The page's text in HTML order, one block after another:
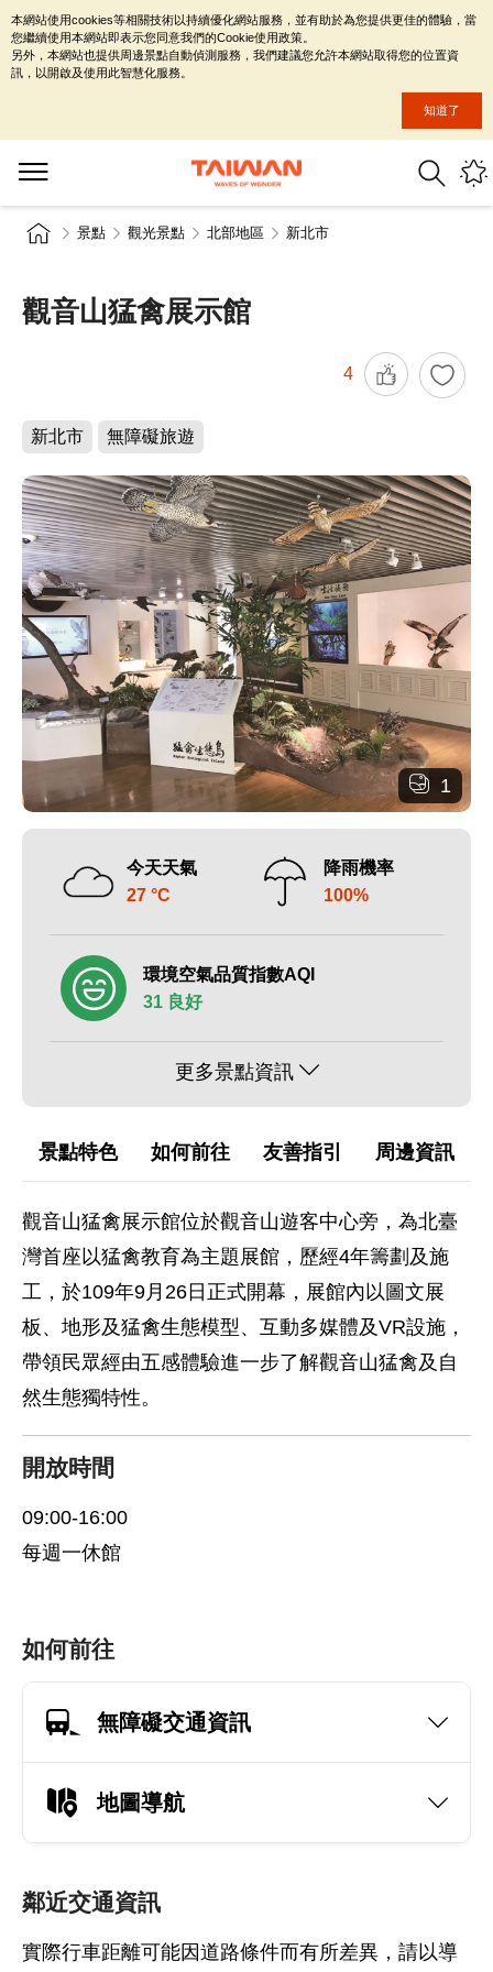
景點 觀光景點 北部地區 新北市
觀音山猛禽展示館
4
新北市 無障礙旅遊
1
今天天氣
27 °C
降雨機率
100%
環境空氣品質指數AQI
31 良好
更多景點資訊
景點特色 如何前往 友善指引 周邊資訊
觀音山猛禽展示館位於觀音山遊客中心旁，為北臺
灣首座以猛禽教育為主題展館，歷經4年籌劃及施
工，於109年9月26日正式開幕，展館內以圖文展
板、地形及猛禽生態模型、互動多媒體及VR設施，
帶領民眾經由五感體驗進一步了解觀音山猛禽及自
然生態獨特性。
開放時間
09:00-16:00
每週一休館
如何前往
無障礙交通資訊
地圖導航
鄰近交通資訊
實際行車距離可能因道路條件而有所差異，請以導
本網站使用cookies等相關技術以持續優化網站服務，並有助於為您提供更佳的體驗，當
您繼續使用本網站即表示您同意我們的Cookie使用政策。
另外，本網站也提供周邊景點自動偵測服務，我們建議您允許本網站取得您的位置資
訊，以開啟及使用此智慧化服務。
知道了